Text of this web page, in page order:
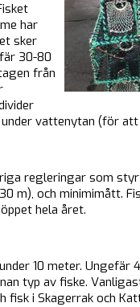
har
sker
30-80
från
vattenytan (för att
regleringar som
m), och minimimått.
hela året.
10 meter.
typ av fiske.
fisk i Skagerrak och